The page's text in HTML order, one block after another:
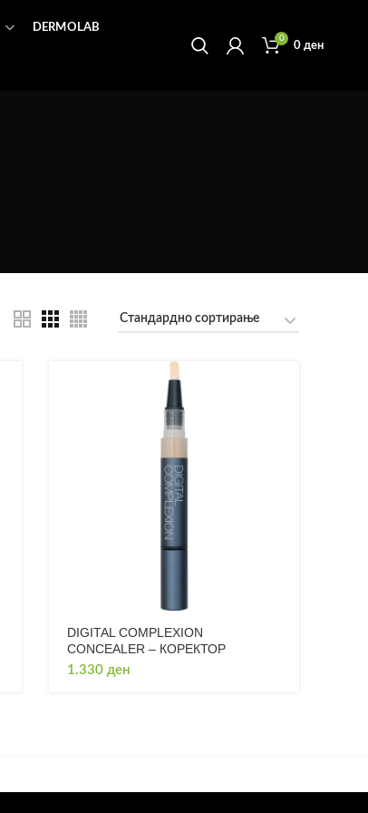
DERMOLAB
0
0ден
DIGITAL COMPLEXION
CONCEALER – КОРЕКТОР
1.330ден